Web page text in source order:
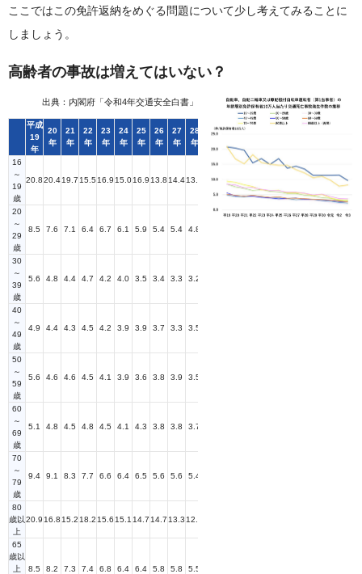
ここではこの免許返納をめぐる問題について少し考えてみることに
しましょう。
高齢者の事故は増えてはいない？
出典：内閣府「令和4年交通安全白書」
平成
19
年
20
年
21
年
22
年
23
年
24
年
25
年
26
年
27
年
28
年
29
30 令和
16
～
19
歳
20.820.419.7 15.5 16.9 15.016.9 13.8 14.413.5 11.4 11.4
20
～
29
歳
8.5 7.6 7.1 6.4 6.7 6.1 5.9 5.4 5.4 4.8
30
～
39
歳
5.6 4.8 4.4 4.7 4.2 4.0 3.5 3.4 3.3 3.2
40
～
49
歳
4.9 4.4 4.3 4.5 4.2 3.9 3.9 3.7 3.3 3.5
50
～
59
歳
5.6 4.6 4.6 4.5 4.1 3.9 3.6 3.8 3.9 3.5
60
～
69
歳
5.1 4.8 4.5 4.8 4.5 4.1 4.3 3.8 3.8 3.7
70
～
79
歳
9.4 9.1 8.3 7.7 6.6 6.4 6.5 5.6 5.6 5.4
80
歳以
上
20.9 16.8 15.2 18.2 15.6 15.1 14.7 14.7 13.3 12.2
65
歳以
上
8.5 8.2 7.3 7.4 6.8 6.4 6.4 5.8 5.8 5.5